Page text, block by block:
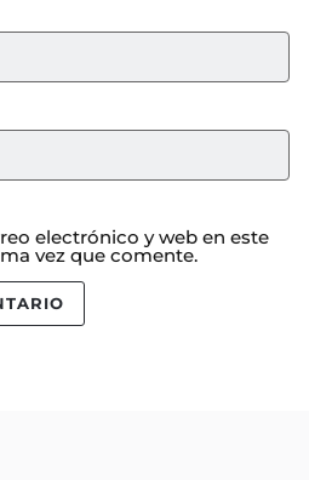
electrónico y web en este
vez que comente.